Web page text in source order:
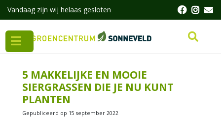
Vandaag zijn wij helaas gesloten
5 MAKKELIJKE EN MOOIE
SIERGRASSEN DIE JE NU KUNT
PLANTEN
Gepubliceerd op 15 september 2022